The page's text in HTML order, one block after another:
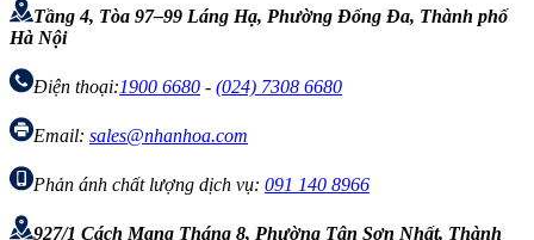
Tầng 4, Tòa 97–99 Láng Hạ, Phường Đống Đa, Thành phố
Hà Nội
Điện thoại:1900 6680 - (024) 7308 6680
Email: sales@nhanhoa.com
Phản ánh chất lượng dịch vụ: 091 140 8966
927/1 Cách Mạng Tháng 8, Phường Tân Sơn Nhất, Thành